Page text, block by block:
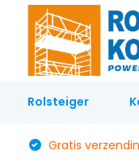
Rolsteiger
Gratis